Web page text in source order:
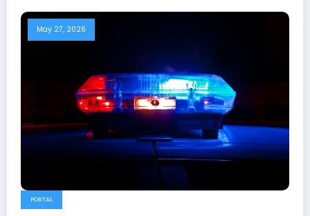
May 27, 2026
PORTAL